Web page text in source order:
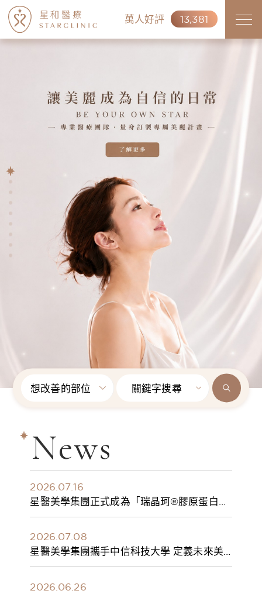
萬人好評 13,381
想改善的部位 關鍵字搜尋
News
2026.07.16
星醫美學集團正式成為「瑞晶珂®膠原蛋白植
入劑」台灣獨家總代理
2026.07.08
星醫美學集團攜手中信科技大學 定義未來美
學人才新標準 建構健康美學產學共育模式 串
2026.06.26